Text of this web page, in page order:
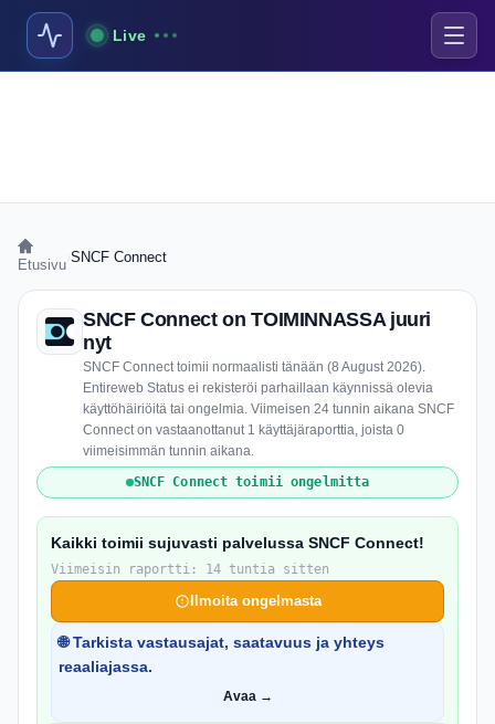
Live
Etusivu SNCF Connect
SNCF Connect on TOIMINNASSA juuri
nyt
SNCF Connect toimii normaalisti tänään (8 August 2026).
Entireweb Status ei rekisteröi parhaillaan käynnissä olevia
käyttöhäiriöitä tai ongelmia. Viimeisen 24 tunnin aikana SNCF
Connect on vastaanottanut 1 käyttäjäraporttia, joista 0
viimeisimmän tunnin aikana.
SNCF Connect toimii ongelmitta
Kaikki toimii sujuvasti palvelussa SNCF Connect!
Viimeisin raportti: 14 tuntia sitten
Ilmoita ongelmasta
🌐 Tarkista vastausajat, saatavuus ja yhteys
reaaliajassa.
Avaa →